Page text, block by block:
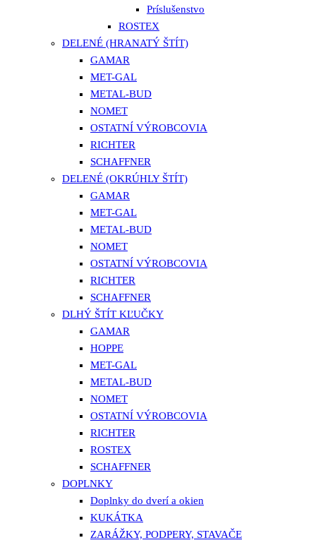
Príslušenstvo
ROSTEX
DELENÉ (HRANATÝ ŠTÍT)
GAMAR
MET-GAL
METAL-BUD
NOMET
OSTATNÍ VÝROBCOVIA
RICHTER
SCHAFFNER
DELENÉ (OKRÚHLY ŠTÍT)
GAMAR
MET-GAL
METAL-BUD
NOMET
OSTATNÍ VÝROBCOVIA
RICHTER
SCHAFFNER
DLHÝ ŠTÍT KĽUČKY
GAMAR
HOPPE
MET-GAL
METAL-BUD
NOMET
OSTATNÍ VÝROBCOVIA
RICHTER
ROSTEX
SCHAFFNER
DOPLNKY
Doplnky do dverí a okien
KUKÁTKA
ZARÁŽKY, PODPERY, STAVAČE